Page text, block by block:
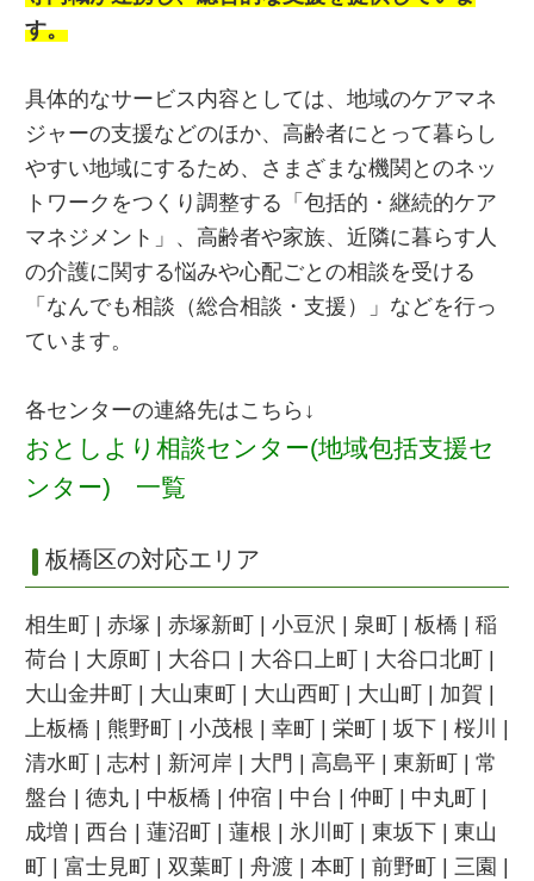
す。
具体的なサービス内容としては、地域のケアマネ
ジャーの支援などのほか、高齢者にとって暮らし
やすい地域にするため、さまざまな機関とのネッ
トワークをつくり調整する「包括的・継続的ケア
マネジメント」、高齢者や家族、近隣に暮らす人
の介護に関する悩みや心配ごとの相談を受ける
「なんでも相談（総合相談・支援）」などを行っ
ています。
各センターの連絡先はこちら↓
おとしより相談センター(地域包括支援セ
ンター) 一覧
板橋区の対応エリア
相生町 | 赤塚 | 赤塚新町 | 小豆沢 | 泉町 | 板橋 | 稲
荷台 | 大原町 | 大谷口 | 大谷口上町 | 大谷口北町 |
大山金井町 | 大山東町 | 大山西町 | 大山町 | 加賀 |
上板橋 | 熊野町 | 小茂根 | 幸町 | 栄町 | 坂下 | 桜川 |
清水町 | 志村 | 新河岸 | 大門 | 高島平 | 東新町 | 常
盤台 | 徳丸 | 中板橋 | 仲宿 | 中台 | 仲町 | 中丸町 |
成増 | 西台 | 蓮沼町 | 蓮根 | 氷川町 | 東坂下 | 東山
町 | 富士見町 | 双葉町 | 舟渡 | 本町 | 前野町 | 三園 |